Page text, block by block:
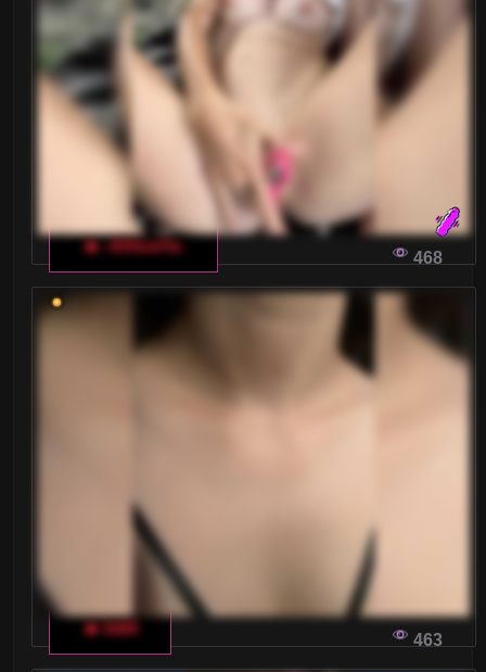
🔥 -AfricaYa-
468
🔥 kiti4
463